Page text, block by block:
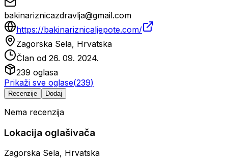
bakinariznicazdravlja@gmail.com
https://bakinariznicaljepote.com/
Zagorska Sela, Hrvatska
Član od 26. 09. 2024.
239 oglasa
Prikaži sve oglase(239)
Recenzije Dodaj
Nema recenzija
Lokacija oglašivača
Zagorska Sela, Hrvatska